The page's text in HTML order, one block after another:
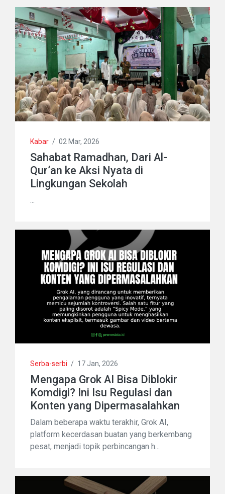
Kabar / 02 Mar, 2026
Sahabat Ramadhan, Dari Al-
Qur’an ke Aksi Nyata di
Lingkungan Sekolah
Serba-serbi / 17 Jan, 2026
Mengapa Grok AI Bisa Diblokir
Komdigi? Ini Isu Regulasi dan
Konten yang Dipermasalahkan
Dalam beberapa waktu terakhir, Grok AI,
platform kecerdasan buatan yang berkembang
pesat, menjadi topik perbincangan h...